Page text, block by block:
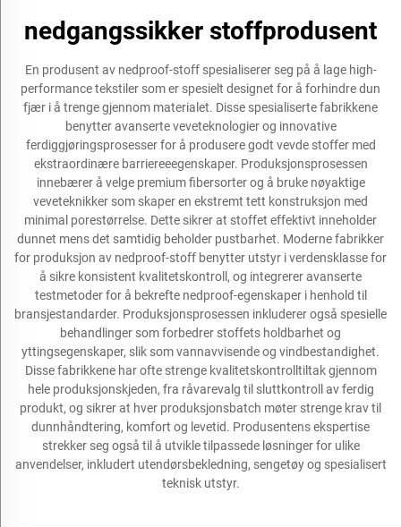
nedgangssikker stoffprodusent
En produsent av nedproof-stoff spesialiserer seg på å lage high-
performance tekstiler som er spesielt designet for å forhindre dun
fjær i å trenge gjennom materialet. Disse spesialiserte fabrikkene
benytter avanserte veveteknologier og innovative
ferdiggjøringsprosesser for å produsere godt vevde stoffer med
ekstraordinære barriereeegenskaper. Produksjonsprosessen
innebærer å velge premium fibersorter og å bruke nøyaktige
veveteknikker som skaper en ekstremt tett konstruksjon med
minimal porestørrelse. Dette sikrer at stoffet effektivt inneholder
dunnet mens det samtidig beholder pustbarhet. Moderne fabrikker
for produksjon av nedproof-stoff benytter utstyr i verdensklasse for
å sikre konsistent kvalitetskontroll, og integrerer avanserte
testmetoder for å bekrefte nedproof-egenskaper i henhold til
bransjestandarder. Produksjonsprosessen inkluderer også spesielle
behandlinger som forbedrer stoffets holdbarhet og
yttingsegenskaper, slik som vannavvisende og vindbestandighet.
Disse fabrikkene har ofte strenge kvalitetskontrolltiltak gjennom
hele produksjonskjeden, fra råvarevalg til sluttkontroll av ferdig
produkt, og sikrer at hver produksjonsbatch møter strenge krav til
dunnhåndtering, komfort og levetid. Produsentens ekspertise
strekker seg også til å utvikle tilpassede løsninger for ulike
anvendelser, inkludert utendørsbekledning, sengetøy og spesialisert
teknisk utstyr.